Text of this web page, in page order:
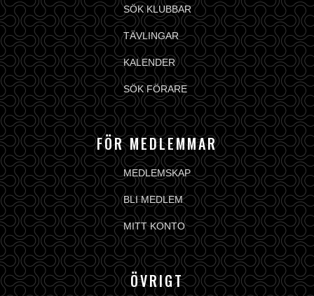
SÖK KLUBBAR
TÄVLINGAR
KALENDER
SÖK FÖRARE
FÖR MEDLEMMAR
MEDLEMSKAP
BLI MEDLEM
MITT KONTO
ÖVRIGT